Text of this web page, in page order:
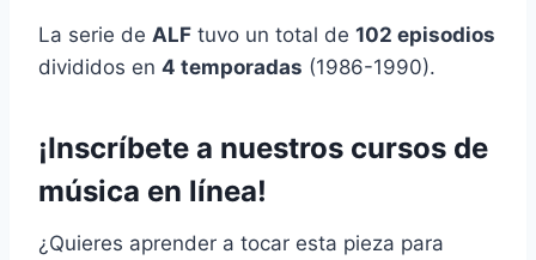
La serie de ALF tuvo un total de 102 episodios
divididos en 4 temporadas (1986-1990).
¡Inscríbete a nuestros cursos de
música en línea!
¿Quieres aprender a tocar esta pieza para